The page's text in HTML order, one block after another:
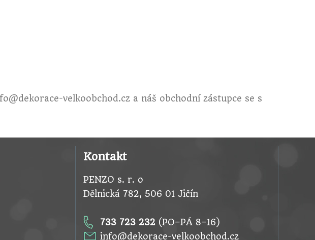
velkoobchod.cz a náš obchodní zástupce se s
Kontakt
PENZO s. r. o
Dělnická 782, 506 01 Jičín
733 723 232 (PO–PÁ 8–16)
info@dekorace-velkoobchod.cz